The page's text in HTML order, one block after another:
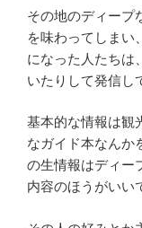
その地のディープ
を味わってしまい
になった人たちは
いたりして発信し
基本的な情報は観
なガイド本なんか
の生情報はディー
内容のほうがいい